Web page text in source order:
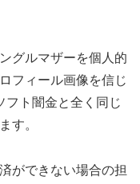
グルマザーを個人的
フィール画像を信じ
フト闇金と全く同じ
す。
ができない場合の担